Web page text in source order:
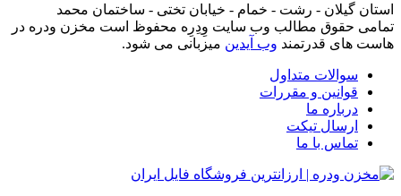
استان گیلان - رشت - خمام - خیابان تختی - ساختمان محمد
تمامی حقوق مطالب وب سایت وِدِرِه محفوظ است مخزن ودره در
هاست های قدرتمند وب آیدین میزبانی می شود.
سوالات متداول
قوانین و مقررات
درباره ما
ارسال تیکت
تماس با ما